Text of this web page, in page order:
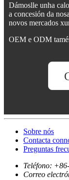
Dámoslle unha
a concesión da
novos mercados
OEM e ODM
Sobre nós
Contacta
Preguntas
Teléfono:
Correo